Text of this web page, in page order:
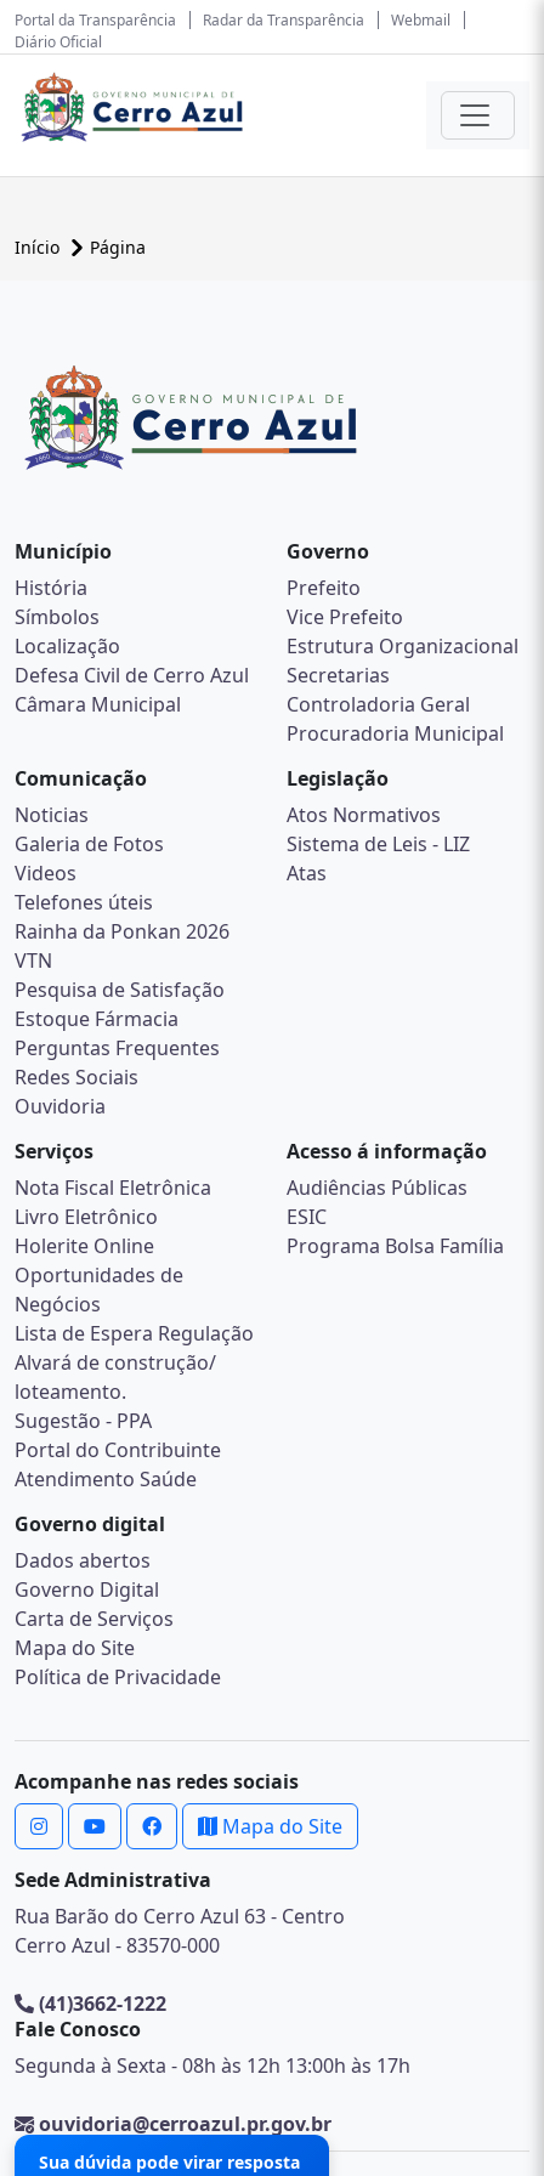
Portal da Transparência Radar da Transparência
Webmail
Diário Oficial
Início Página
Município
História
Símbolos
Localização
Defesa Civil de Cerro Azul
Câmara Municipal
Governo
Prefeito
Vice Prefeito
Estrutura Organizacional
Secretarias
Controladoria Geral
Procuradoria Municipal
Comunicação
Noticias
Galeria de Fotos
Videos
Telefones úteis
Rainha da Ponkan 2026
VTN
Pesquisa de Satisfação
Estoque Fármacia
Perguntas Frequentes
Redes Sociais
Ouvidoria
Legislação
Atos Normativos
Sistema de Leis - LIZ
Atas
Serviços
Nota Fiscal Eletrônica
Livro Eletrônico
Holerite Online
Oportunidades de
Negócios
Lista de Espera Regulação
Alvará de construção/
loteamento.
Sugestão - PPA
Portal do Contribuinte
Atendimento Saúde
Acesso á informação
Audiências Públicas
ESIC
Programa Bolsa Família
Governo digital
Dados abertos
Governo Digital
Carta de Serviços
Mapa do Site
Política de Privacidade
Acompanhe nas redes sociais
Mapa do Site
Sede Administrativa
Rua Barão do Cerro Azul 63 - Centro
Cerro Azul - 83570-000
(41)3662-1222
Fale Conosco
Segunda à Sexta - 08h às 12h 13:00h às 17h
ouvidoria@cerroazul.pr.gov.br
Sua dúvida pode virar resposta